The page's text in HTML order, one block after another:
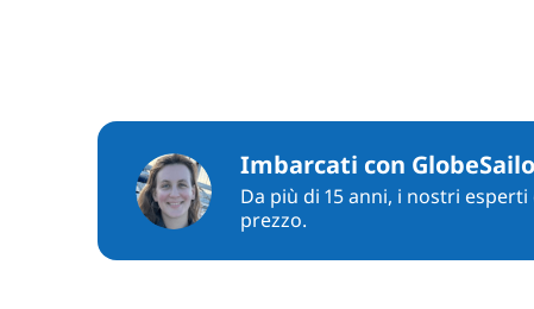
Imbarcati con
Da più di 15 anni, i nostri
prezzo.